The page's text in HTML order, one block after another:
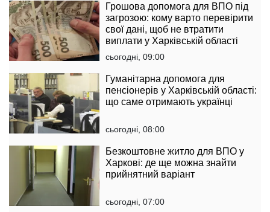
Грошова допомога для ВПО під
загрозою: кому варто перевірити
свої дані, щоб не втратити
виплати у Харківській області
сьогодні, 09:00
Гуманітарна допомога для
пенсіонерів у Харківській області:
що саме отримають українці
сьогодні, 08:00
Безкоштовне житло для ВПО у
Харкові: де ще можна знайти
прийнятний варіант
сьогодні, 07:00